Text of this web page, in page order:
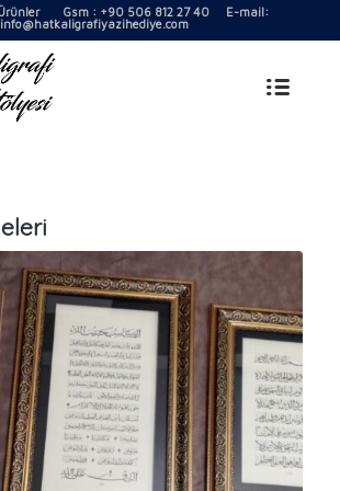
Gsm : +90 506 812 27 40 E-mail:
info@hatkaligrafiyazihediye.com